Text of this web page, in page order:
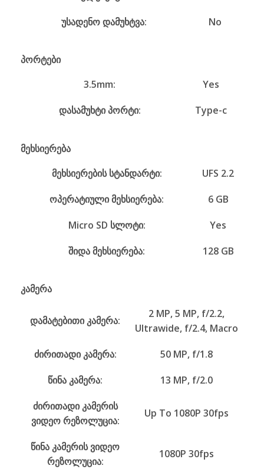
უსადენო დამუხტვა:
No
პორტები
3.5mm:
Yes
დასამუხტი პორტი:
Type-c
მეხსიერება
მეხსიერების სტანდარტი:
UFS 2.2
ოპერატიული მეხსიერება:
6 GB
Micro SD სლოტი:
Yes
შიდა მეხსიერება:
128 GB
კამერა
დამატებითი კამერა:
2 MP, 5 MP, f/2.2,
Ultrawide, f/2.4, Macro
ძირითადი კამერა:
50 MP, f/1.8
წინა კამერა:
13 MP, f/2.0
ძირითადი კამერის
ვიდეო რეზოლუცია:
Up To 1080P 30fps
წინა კამერის ვიდეო
რეზოლუცია:
1080P 30fps